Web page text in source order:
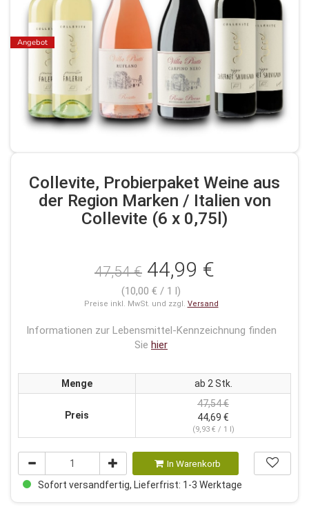
Angebot
Collevite, Probierpaket Weine aus
der Region Marken / Italien von
Collevite (6 x 0,75l)
47,54 € 44,99 €
(10,00 € / 1 l)
Preise inkl. MwSt. und zzgl. Versand
Informationen zur Lebensmittel-Kennzeichnung finden
Sie hier
Menge ab 2 Stk.
Preis
47,54 €
44,69 €
(9,93 € / 1 l)
In Warenkorb
Sofort versandfertig, Lieferfrist: 1-3 Werktage